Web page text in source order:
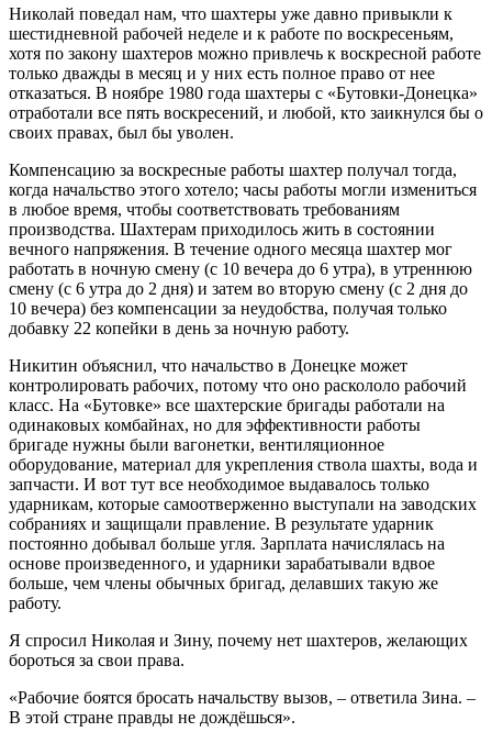
Николай поведал нам, что шахтеры уже давно привыкли к
шестидневной рабочей неделе и к работе по воскресеньям,
хотя по закону шахтеров можно привлечь к воскресной работе
только дважды в месяц и у них есть полное право от нее
отказаться. В ноябре 1980 года шахтеры с «Бутовки-Донецка»
отработали все пять воскресений, и любой, кто заикнулся бы о
своих правах, был бы уволен.
Компенсацию за воскресные работы шахтер получал тогда,
когда начальство этого хотело; часы работы могли измениться
в любое время, чтобы соответствовать требованиям
производства. Шахтерам приходилось жить в состоянии
вечного напряжения. В течение одного месяца шахтер мог
работать в ночную смену (с 10 вечера до 6 утра), в утреннюю
смену (с 6 утра до 2 дня) и затем во вторую смену (с 2 дня до
10 вечера) без компенсации за неудобства, получая только
добавку 22 копейки в день за ночную работу.
Никитин объяснил, что начальство в Донецке может
контролировать рабочих, потому что оно раскололо рабочий
класс. На «Бутовке» все шахтерские бригады работали на
одинаковых комбайнах, но для эффективности работы
бригаде нужны были вагонетки, вентиляционное
оборудование, материал для укрепления ствола шахты, вода и
запчасти. И вот тут все необходимое выдавалось только
ударникам, которые самоотверженно выступали на заводских
собраниях и защищали правление. В результате ударник
постоянно добывал больше угля. Зарплата начислялась на
основе произведенного, и ударники зарабатывали вдвое
больше, чем члены обычных бригад, делавших такую же
работу.
Я спросил Николая и Зину, почему нет шахтеров, желающих
бороться за свои права.
«Рабочие боятся бросать начальству вызов, – ответила Зина. –
В этой стране правды не дождёшься».